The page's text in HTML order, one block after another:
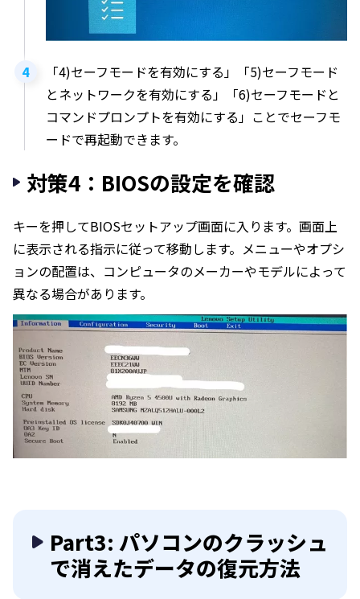
「4)セーフモードを有効にする」「5)セーフモード
とネットワークを有効にする」「6)セーフモードと
コマンドプロンプトを有効にする」ことでセーフモ
ードで再起動できます。
対策4：BIOSの設定を確認
キーを押してBIOSセットアップ画面に入ります。画面上
に表示される指示に従って移動します。メニューやオプシ
ョンの配置は、コンピュータのメーカーやモデルによって
異なる場合があります。
Part3: パソコンのクラッシュ
で消えたデータの復元方法